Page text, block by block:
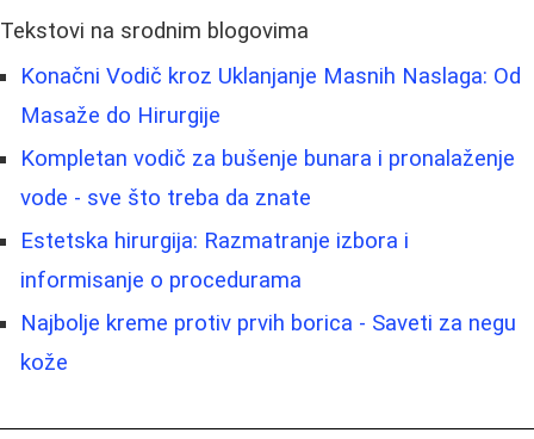
Tekstovi na srodnim blogovima
Konačni Vodič kroz Uklanjanje Masnih Naslaga: Od
Masaže do Hirurgije
Kompletan vodič za bušenje bunara i pronalaženje
vode - sve što treba da znate
Estetska hirurgija: Razmatranje izbora i
informisanje o procedurama
Najbolje kreme protiv prvih borica - Saveti za negu
kože